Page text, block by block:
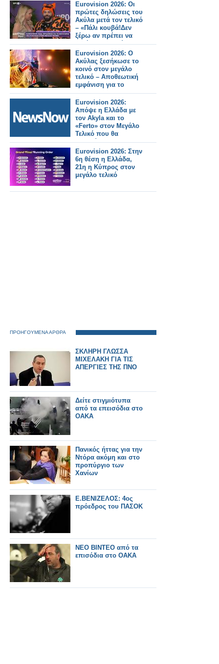
Eurovision 2026: Οι
πρώτες δηλώσεις του
Ακύλα μετά τον τελικό
– «Πάλι κουβά!Δεν
ξέρω αν πρέπει να
ζητήσω συγγνώμη»
Eurovision 2026: Ο
Ακύλας ξεσήκωσε το
κοινό στον μεγάλο
τελικό – Αποθεωτική
εμφάνιση για το
«Ferto»
Eurovision 2026:
Απόψε η Ελλάδα με
τον Akyla και το
«Ferto» στον Μεγάλο
Τελικό που θα
μεταδώσει η ΕΡΤ1
Eurovision 2026: Στην
6η θέση η Ελλάδα,
21η η Κύπρος στον
μεγάλο τελικό
ΠΡΟΗΓΟΥΜΕΝΑ ΑΡΘΡΑ
ΣΚΛΗΡΗ ΓΛΩΣΣΑ
ΜΙΧΕΛΑΚΗ ΓΙΑ ΤΙΣ
ΑΠΕΡΓΙΕΣ ΤΗΣ ΠΝΟ
Δείτε στιγμιότυπα
από τα επεισόδια στο
ΟΑΚΑ
Πανικός ήττας για την
Ντόρα ακόμη και στο
προπύργιο των
Χανίων
E.ΒΕΝΙΖΕΛΟΣ: 4ος
πρόεδρος του ΠΑΣΟΚ
NEO BINTEO από τα
επισόδια στο ΟΑΚΑ